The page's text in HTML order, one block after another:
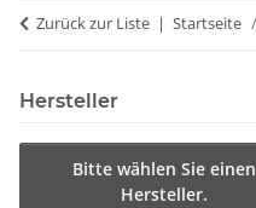
Zurück zur Liste Startseite
Hersteller
Bitte wählen Sie einen
Hersteller.